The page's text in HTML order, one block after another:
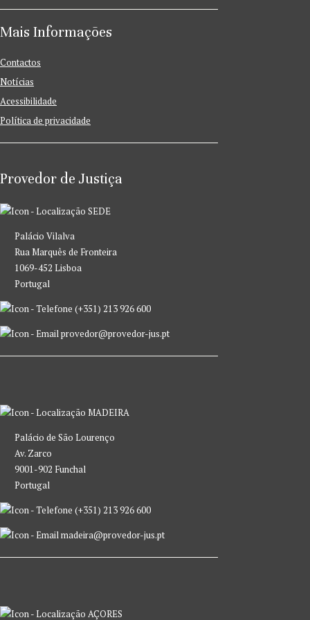
Mais Informações
Contactos
Notícias
Acessibilidade
Política de privacidade
Provedor de Justiça
SEDE
Palácio Vilalva
Rua Marquês de Fronteira
1069-452 Lisboa
Portugal
(+351) 213 926 600
provedor@provedor-jus.pt
MADEIRA
Palácio de São Lourenço
Av. Zarco
9001-902 Funchal
Portugal
(+351) 213 926 600
madeira@provedor-jus.pt
AÇORES